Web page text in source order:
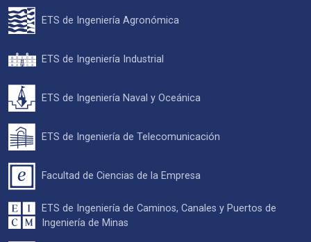
ETS de Ingeniería Agronómica
ETS de Ingeniería Industrial
ETS de Ingeniería Naval y Oceánica
ETS de Ingeniería de Telecomunicación
Facultad de Ciencias de la Empresa
ETS de Ingeniería de Caminos, Canales y Puertos de
Ingeniería de Minas